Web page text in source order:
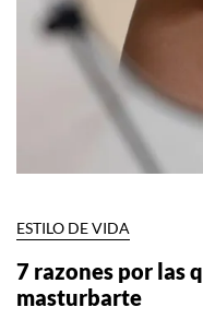
ESTILO DE VIDA
7 razones por las
masturbarte